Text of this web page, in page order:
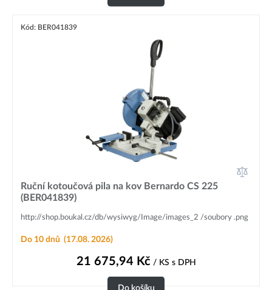
Kód: BER041839
Ruční kotoučová pila na kov Bernardo CS 225
(BER041839)
http://shop.boukal.cz/db/wysiwyg/Image/images_2 /soubory .png
Do 10 dnů (17.08. 2026)
21 675,94 Kč/ KS s DPH
Do košíku